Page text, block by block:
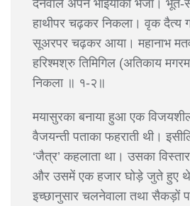
देनेवाले अपने भाइयोंको भेजा। भूत-
हाथीपर चढ़कर निकला। वृक दैत्य
सूअरपर चढ़कर आया। महानाभ
हरिश्मश्रु तिमिगिल (अतिकाय
निकला ॥ १-२॥
मयासुरका बनाया हुआ एक
वैजयन्ती पताका फहराती थी।
‘जैत्र’ कहलाता था। उसका
और उसमें एक हजार घोड़े जुते हुए
इच्छानुसार चलनेवाला तथा सैकड़ों